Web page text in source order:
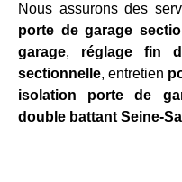
Nous assurons des
porte de garage
garage, réglage fin
sectionnelle, entretien
isolation porte de
double battant Seine-